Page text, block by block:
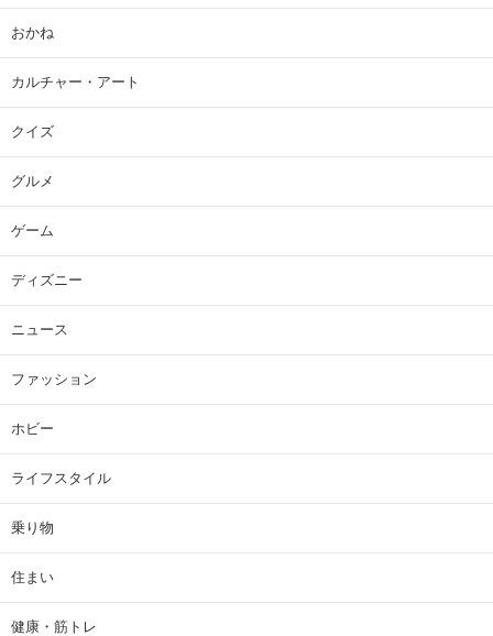
おかね
カルチャー・アート
クイズ
グルメ
ゲーム
ディズニー
ニュース
ファッション
ホビー
ライフスタイル
乗り物
住まい
健康・筋トレ